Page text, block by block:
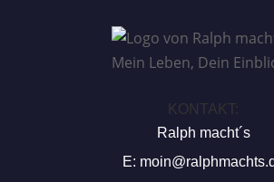
KONTAKT:
Ralph macht´s
E: